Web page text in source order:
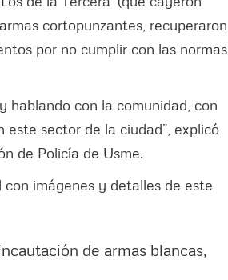
cortopunzantes, recuperaron
por no cumplir con las normas
hablando con la comunidad, con
sector de la ciudad”, explicó
de Policía de Usme.
imágenes y detalles de este
de armas blancas,